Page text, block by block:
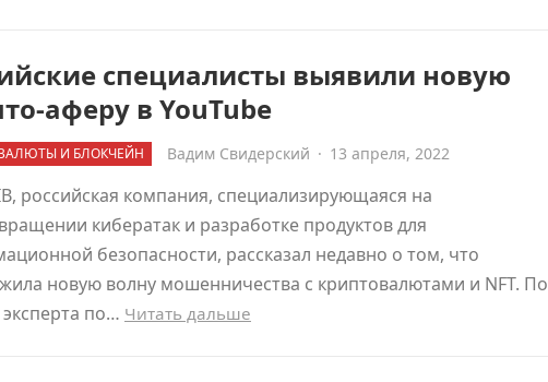
специалисты выявили новую
аферу в YouTube
И БЛОКЧЕЙН Вадим Свидерский · 13 апреля, 2022
российская компания, специализирующаяся на
кибератак и разработке продуктов для
безопасности, рассказал недавно о том, что
новую волну мошенничества с криптовалютами и NFT. По
по… Читать дальше